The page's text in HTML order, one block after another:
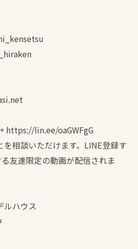
lin.ee/oaGWFgG
相談いただけます。LINE登録す
友達限定の動画が配信されま
ルハウス